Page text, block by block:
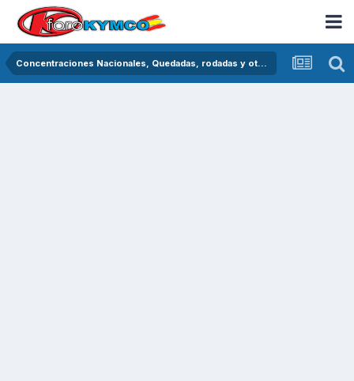
Concentraciones Nacionales, Quedadas, rodadas y otras crónicas del asfalto